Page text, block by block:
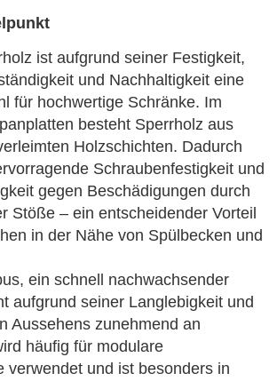
ist aufgrund seiner Festigkeit,
und Nachhaltigkeit eine
für hochwertige Schränke. Im
besteht Sperrholz aus
Holzschichten. Dadurch
Schraubenfestigkeit und
gegen Beschädigungen durch
Stöße – ein entscheidender Vorteil
in der Nähe von Spülbecken und
ein schnell nachwachsender
aufgrund seiner Langlebigkeit und
Aussehens zunehmend an
häufig für modulare
verwendet und ist besonders in